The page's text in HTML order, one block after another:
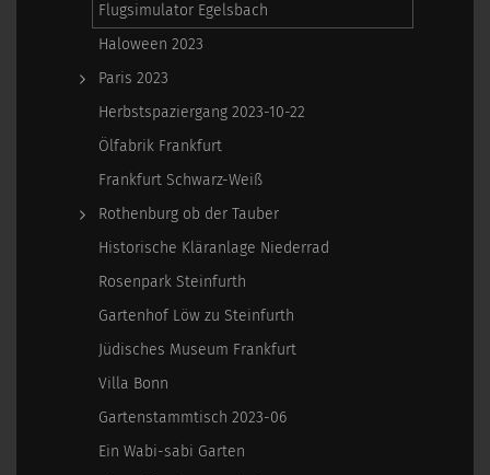
Flugsimulator Egelsbach
Haloween 2023
Paris 2023
Herbstspaziergang 2023-10-22
Ölfabrik Frankfurt
Frankfurt Schwarz-Weiß
Rothenburg ob der Tauber
Historische Kläranlage Niederrad
Rosenpark Steinfurth
Gartenhof Löw zu Steinfurth
Jüdisches Museum Frankfurt
Villa Bonn
Gartenstammtisch 2023-06
Ein Wabi-sabi Garten